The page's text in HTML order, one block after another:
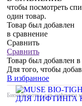
чтобы посмотреть
один товар.
Товар был добавлен
в сравнение
Сравнить
Сравнить
Товар был добавлен в
Для того, чтобы
В избранное
Биосыворотка для лифтинга